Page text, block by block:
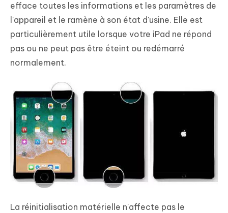
efface toutes les informations et les paramètres de
l'appareil et le ramène à son état d'usine. Elle est
particulièrement utile lorsque votre iPad ne répond
pas ou ne peut pas être éteint ou redémarré
normalement.
La réinitialisation matérielle n'affecte pas le